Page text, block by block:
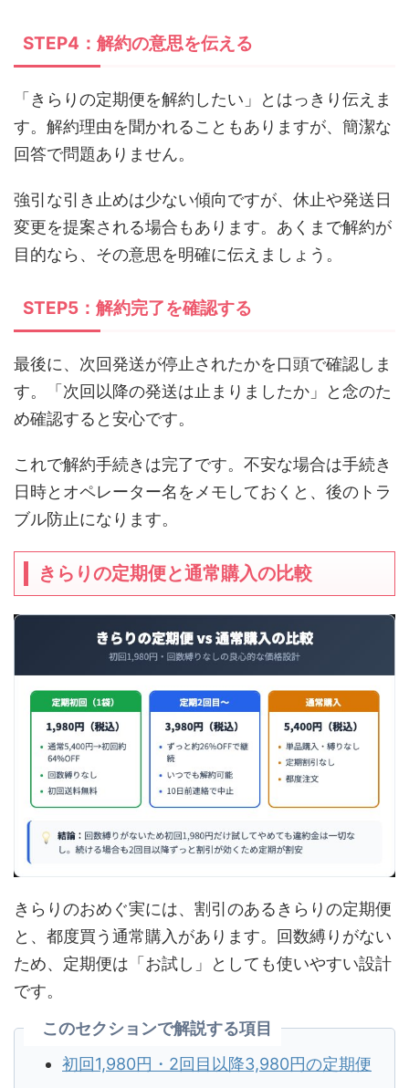
STEP4：解約の意思を伝える
「きらりの定期便を解約したい」とはっきり伝えま
す。解約理由を聞かれることもありますが、簡潔な
回答で問題ありません。
強引な引き止めは少ない傾向ですが、休止や発送日
変更を提案される場合もあります。あくまで解約が
目的なら、その意思を明確に伝えましょう。
STEP5：解約完了を確認する
最後に、次回発送が停止されたかを口頭で確認しま
す。「次回以降の発送は止まりましたか」と念のた
め確認すると安心です。
これで解約手続きは完了です。不安な場合は手続き
日時とオペレーター名をメモしておくと、後のトラ
ブル防止になります。
きらりの定期便と通常購入の比較
きらりのおめぐ実には、割引のあるきらりの定期便
と、都度買う通常購入があります。回数縛りがない
ため、定期便は「お試し」としても使いやすい設計
です。
このセクションで解説する項目
初回1,980円・2回目以降3,980円の定期便